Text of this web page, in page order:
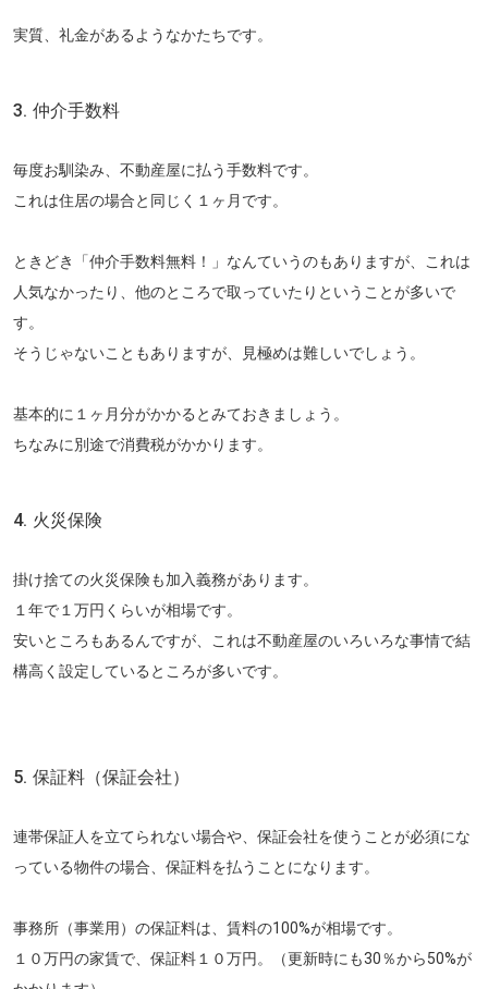
実質、礼金があるようなかたちです。
3. 仲介手数料
毎度お馴染み、不動産屋に払う手数料です。
これは住居の場合と同じく１ヶ月です。
ときどき「仲介手数料無料！」なんていうのもありますが、これは
人気なかったり、他のところで取っていたりということが多いで
す。
そうじゃないこともありますが、見極めは難しいでしょう。
基本的に１ヶ月分がかかるとみておきましょう。
ちなみに別途で消費税がかかります。
4. 火災保険
掛け捨ての火災保険も加入義務があります。
１年で１万円くらいが相場です。
安いところもあるんですが、これは不動産屋のいろいろな事情で結
構高く設定しているところが多いです。
5. 保証料（保証会社）
連帯保証人を立てられない場合や、保証会社を使うことが必須にな
っている物件の場合、保証料を払うことになります。
事務所（事業用）の保証料は、賃料の100%が相場です。
１０万円の家賃で、保証料１０万円。（更新時にも30％から50%が